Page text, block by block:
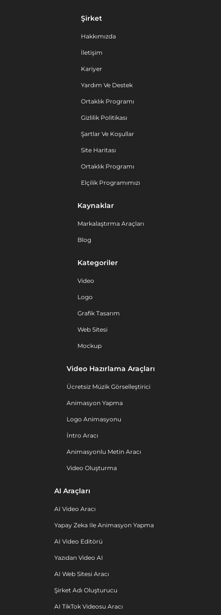
Şirket
Hakkımızda
İletişim
Kariyer
Yardım Ve Destek
Ortaklık Programı
Gizlilik Politikası
Şartlar Ve Koşullar
Site Haritası
Ortaklık Programı
Elçilik Programımızı
Kaynaklar
Markalaştırma Araçları
Blog
Kategoriler
Video
Logo
Grafik Tasarım
Web Sitesi
Mockup
Video Hazırlama Araçları
Ücretsiz Müzik Görselleştirici
Animasyon Yapma
Logo Animasyonu
İntro Aracı
Animasyonlu Metin Aracı
Video Oluşturma
AI Araçları
AI Video Aracı
Yapay Zeka Ile Animasyon Yapma
AI Video Editörü
Yazıdan Video AI
AI Web Sitesi Aracı
Şirket Adı Oluşturucu
AI TikTok Videosu Aracı